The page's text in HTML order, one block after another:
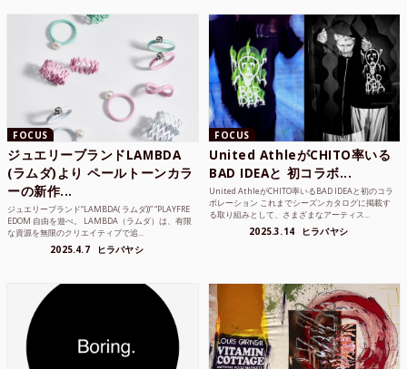
FOCUS
ジュエリーブランドLAMBDA
(ラムダ)より ペールトーンカラ
ーの新作...
ジュエリーブランド“LAMBDA( ラムダ))” “PLAYFRE
EDOM 自由を遊べ。 LAMBDA（ラムダ）は、有限
な資源を無限のクリエイティブで追...
2025.4.7 ヒラバヤシ
FOCUS
United AthleがCHITO率いる
BAD IDEAと 初コラボ...
United AthleがCHITO率いるBAD IDEAと初のコラ
ボレーション これまでシーズンカタログに掲載す
る取り組みとして、さまざまなアーティス...
2025.3.14 ヒラバヤシ